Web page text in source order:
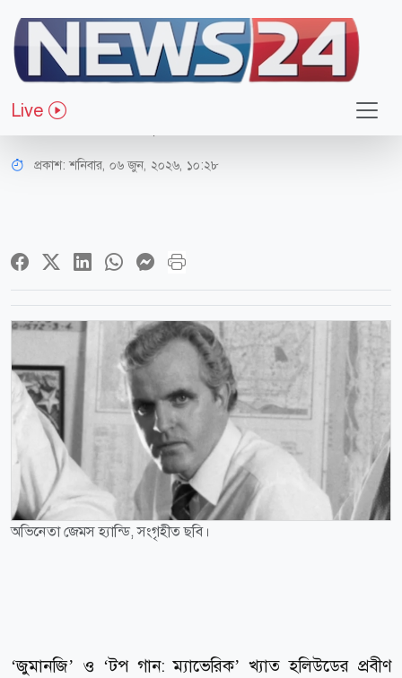
Live
বিনোদন
প্রেমিকার ছেলের হাতে মার্কিন অভিনেতা
জেমস হ্যান্ডি খুন
প্রকাশ:শনিবার, ০৬ জুন, ২০২৬, ১০:২৮
অভিনেতা জেমস হ্যান্ডি, সংগৃহীত ছবি।
‘জুমানজি’ ও ‘টপ গান: ম্যাভেরিক’ খ্যাত হলিউডের প্রবীণ